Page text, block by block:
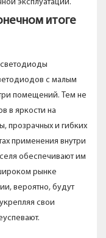
эксплуатации.
итоге
с малым
помещений. Тем не
в яркости на
прозрачных и гибких
применения внутри
обеспечивают им
рынке
вероятно, будут
свои